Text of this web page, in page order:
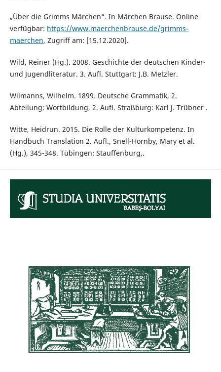
„Über die Grimms Märchen“. In Märchen Brause. Online
verfügbar: https://www.maerchenbrause.de/grimms-
maerchen, Zugriff am: [15.12.2020].
Wild, Reiner (Hg.). 2008. Geschichte der deutschen Kinder-
und Jugendliteratur. 3. Aufl. Stuttgart: J.B. Metzler.
Wilmanns, Wilhelm. 1899. Deutsche Grammatik, 2.
Abteilung: Wortbildung, 2. Aufl. Straßburg: Karl J. Trübner .
Witte, Heidrun. 2015. Die Rolle der Kulturkompetenz. In
Handbuch Translation 2. Aufl., Snell-Hornby, Mary et al.
(Hg.), 345-348. Tübingen: Stauffenburg,.